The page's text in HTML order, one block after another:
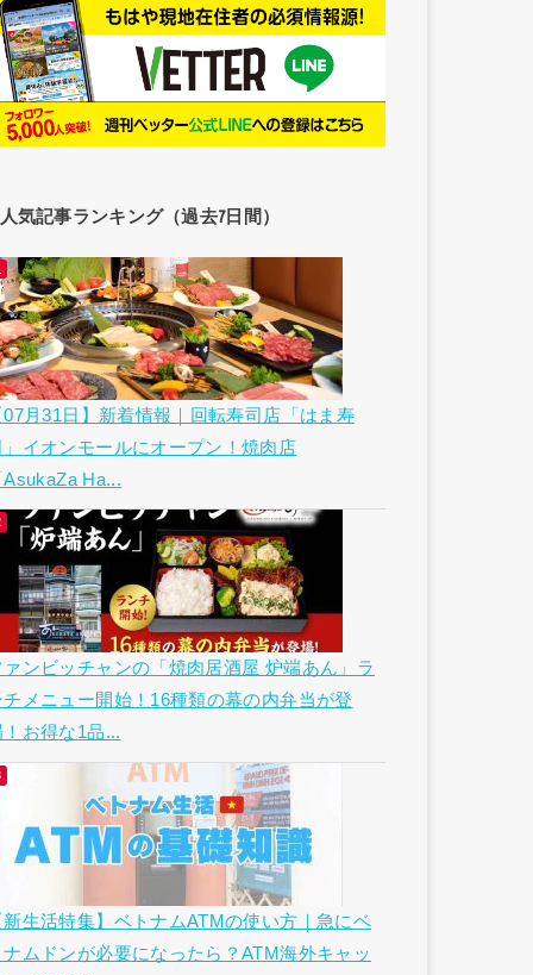
人気記事ランキング（過去7日間）
07月31日】新着情報｜回転寿司店「はま寿
」イオンモールにオープン！焼肉店
AsukaZa Ha...
ァンビッチャンの「焼肉居酒屋 炉端あん」ラ
チメニュー開始！16種類の幕の内弁当が登
！お得な1品...
新生活特集】ベトナムATMの使い方｜急にベ
ナムドンが必要になったら？ATM海外キャッ